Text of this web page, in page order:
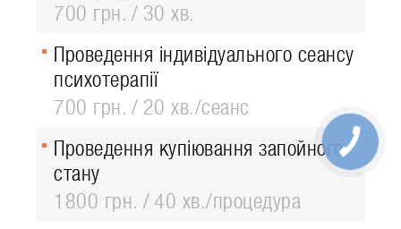
700 грн.
30 хв.
Проведення індивідуального сеансу
психотерапії
700 грн.
20 хв./сеанс
Проведення купіювання запойного
стану
1800 грн.
40 хв./процедура